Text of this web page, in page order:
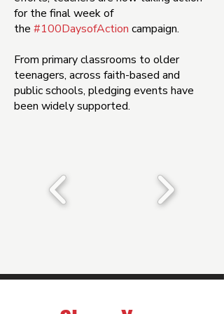
for the final week of
the #100DaysofAction campaign.
From primary classrooms to older
teenagers, across faith-based and
public schools, pledging events have
been widely supported.